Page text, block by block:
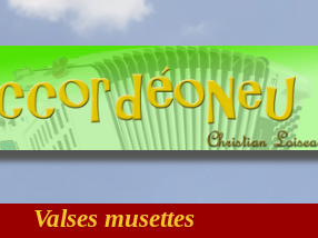
Valses musettes